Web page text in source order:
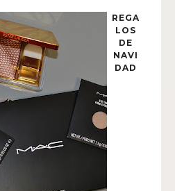
REGA
LOS
DE
NAVI
DAD